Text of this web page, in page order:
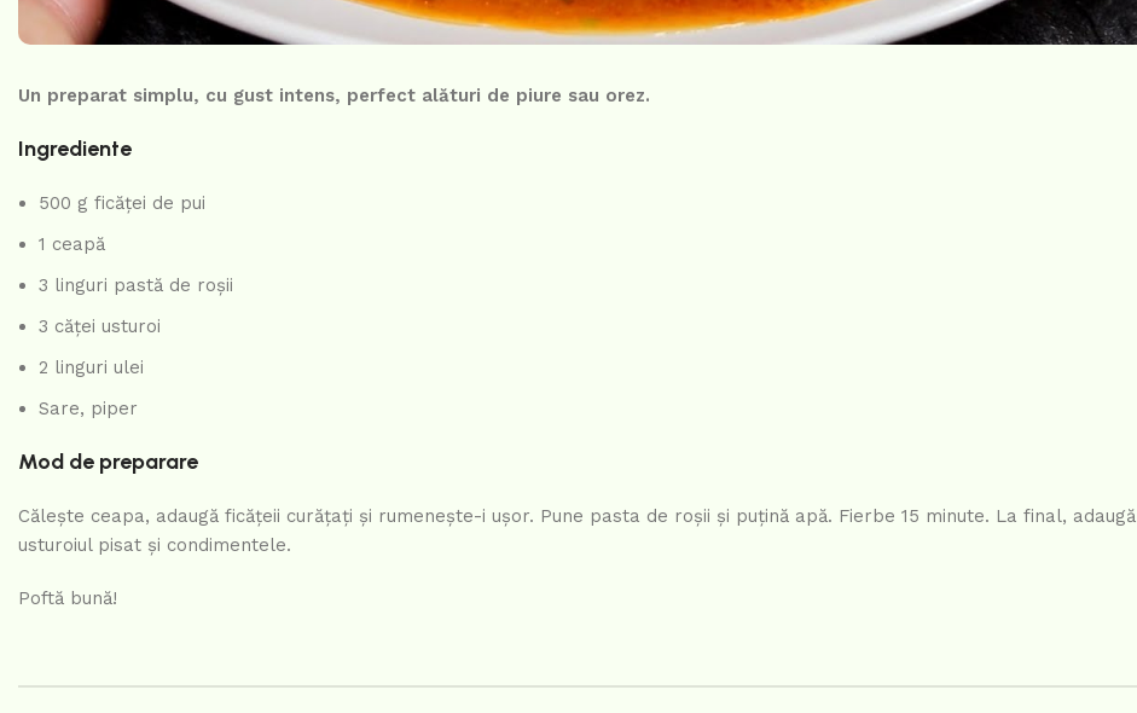
Un preparat simplu, cu gust intens, perfect alături de piure sau orez.
Ingrediente
500 g ficăței de pui
1 ceapă
3 linguri pastă de roșii
3 căței usturoi
2 linguri ulei
Sare, piper
Mod de preparare
Călește ceapa, adaugă ficățeii curățați și rumenește-i ușor. Pune pasta de roșii și puțină apă. Fierbe 15 minute. La final, adaugă
usturoiul pisat și condimentele.
Poftă bună!